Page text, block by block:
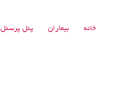
خانه بیماران پنل پرسنل